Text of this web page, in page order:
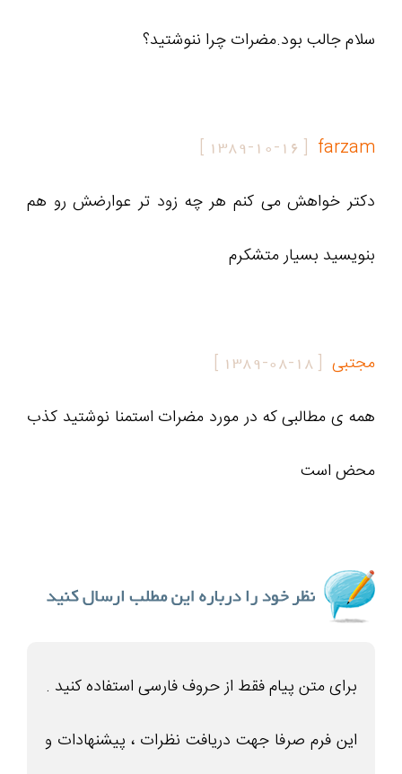
سلام جالب بود.مضرات چرا ننوشتید؟
farzam
1389-10-16
دکتر خواهش می کنم هر چه زود تر عوارضش رو هم
بنویسید بسیار متشکرم
مجتبی 1389-08-18
همه ی مطالبی که در مورد مضرات استمنا نوشتید کذب
محض است
برای متن پیام فقط از حروف فارسی استفاده کنید .
این فرم صرفا جهت دریافت نظرات ، پیشنهادات و